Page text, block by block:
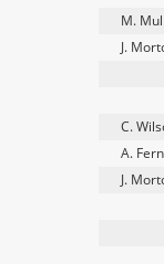
M.
J.
C.
A.
J.